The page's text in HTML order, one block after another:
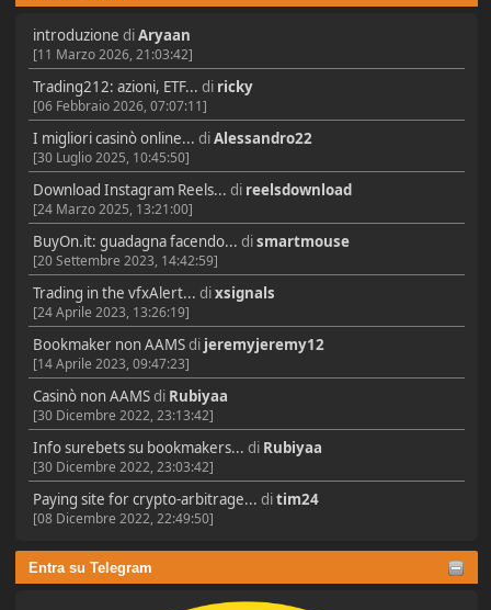
introduzione diAryaan
[11 Marzo 2026, 21:03:42]
Trading212: azioni, ETF... di ricky
[06 Febbraio 2026, 07:07:11]
I migliori casinò online... diAlessandro22
[30 Luglio 2025, 10:45:50]
Download Instagram Reels... di reelsdownload
[24 Marzo 2025, 13:21:00]
BuyOn.it: guadagna facendo... dismartmouse
[20 Settembre 2023, 14:42:59]
Trading in the vfxAlert... dixsignals
[24 Aprile 2023, 13:26:19]
Bookmaker non AAMSdi jeremyjeremy12
[14 Aprile 2023, 09:47:23]
Casinò non AAMSdi Rubiyaa
[30 Dicembre 2022, 23:13:42]
Info surebets su bookmakers... di Rubiyaa
[30 Dicembre 2022, 23:03:42]
Paying site for crypto-arbitrage... ditim24
[08 Dicembre 2022, 22:49:50]
Entra su Telegram